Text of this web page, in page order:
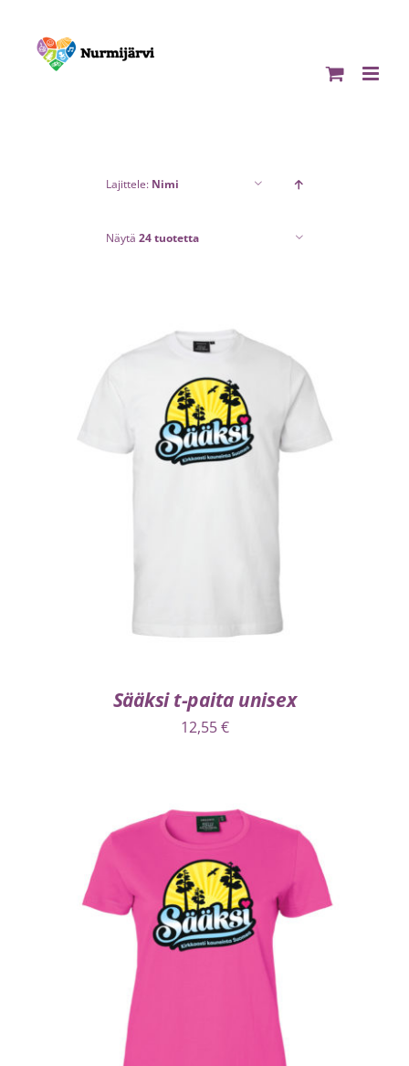
content
Lajittele: Nimi
Näytä 24 tuotetta
Sääksi t-paita unisex
12,55€
VALITSE VAIHTOEHDOISTA LISÄTIEDOT